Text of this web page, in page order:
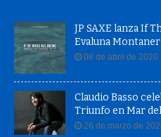
JP SAXE lanza If
Evaluna Montaner
08 de abril de 2020 |
Claudio Basso
Triunfo en Mar
26 de marzo de